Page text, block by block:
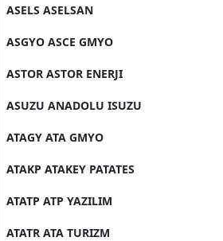
ASELS ASELSAN
ASGYO ASCE GMYO
ASTOR ASTOR ENERJI
ASUZU ANADOLU ISUZU
ATAGY ATA GMYO
ATAKP ATAKEY PATATES
ATATP ATP YAZILIM
ATATR ATA TURIZM